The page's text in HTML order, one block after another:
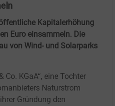
Kapitalerhöhung
Euro einsammeln. Die
von Wind- und Solarparks
Co. KGaA“, eine Tochter
Naturstrom
Gründung den